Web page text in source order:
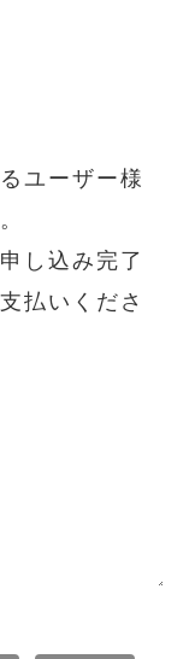
ユーザー様
し込み完了
払いくださ